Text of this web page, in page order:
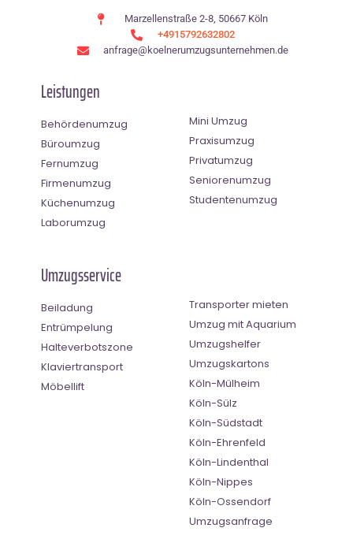
Marzellenstraße 2-8, 50667 Köln
+4915792632802
anfrage@koelnerumzugsunternehmen.de
Leistungen
Behördenumzug
Büroumzug
Fernumzug
Firmenumzug
Küchenumzug
Laborumzug
Mini Umzug
Praxisumzug
Privatumzug
Seniorenumzug
Studentenumzug
Umzugsservice
Beiladung
Entrümpelung
Halteverbotszone
Klaviertransport
Möbellift
Transporter mieten
Umzug mit Aquarium
Umzugshelfer
Umzugskartons
Köln-Mülheim
Köln-Sülz
Köln-Südstadt
Köln-Ehrenfeld
Köln-Lindenthal
Köln-Nippes
Köln-Ossendorf
Umzugsanfrage